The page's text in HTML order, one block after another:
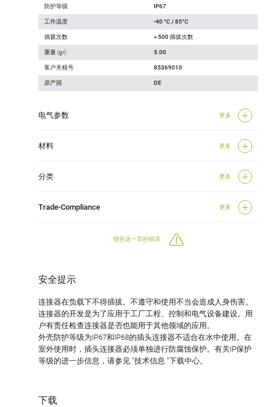
防护等级 IP67
工作温度 -40 °C / 85°C
插拨次数 > 500 插拔次数
重量 (gr) 5.00
客户关税号 85369010
原产国 DE
电气参数 更多
材料 更多
分类 更多
Trade-Compliance 更多
报告这一页的错误
安全提示
连接器在负载下不得插拔。不遵守和使用不当会造成人身伤害。
连接器的开发是为了应用于工厂工程、控制和电气设备建设。用
户有责任检查连接器是否也能用于其他领域的应用。
外壳防护等级为IP67和IP68的插头连接器不适合在水中使用。在
室外使用时，插头连接器必须单独进行防腐蚀保护。有关IP保护
等级的进一步信息，请参见 "技术信息 "下载中心。
下载